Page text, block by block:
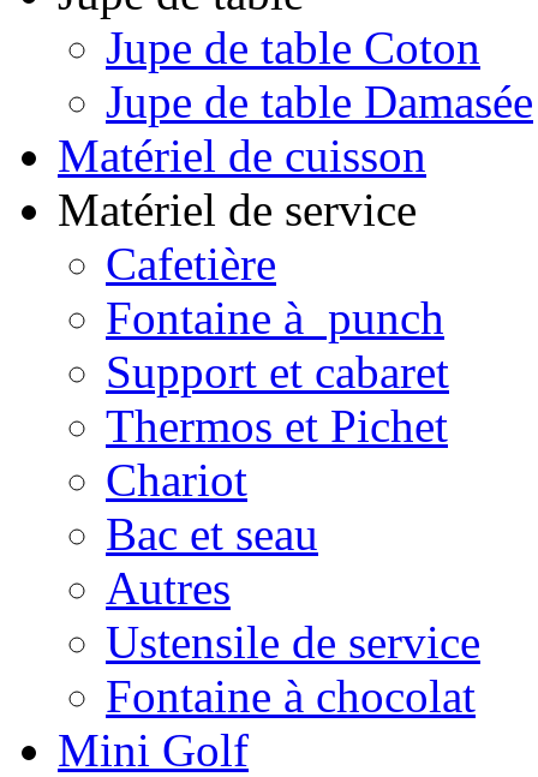
Jupe de table Coton
Jupe de table Damasée
Matériel de cuisson
Matériel de service
Cafetière
Fontaine à punch
Support et cabaret
Thermos et Pichet
Chariot
Bac et seau
Autres
Ustensile de service
Fontaine à chocolat
Mini Golf